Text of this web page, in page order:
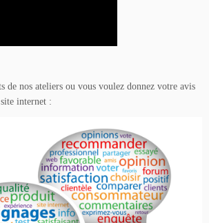
de nos ateliers ou vous voulez donnez votre avis
internet :